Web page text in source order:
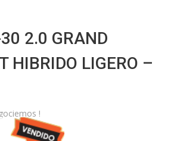
2.0 GRAND
HIBRIDO LIGERO –
!